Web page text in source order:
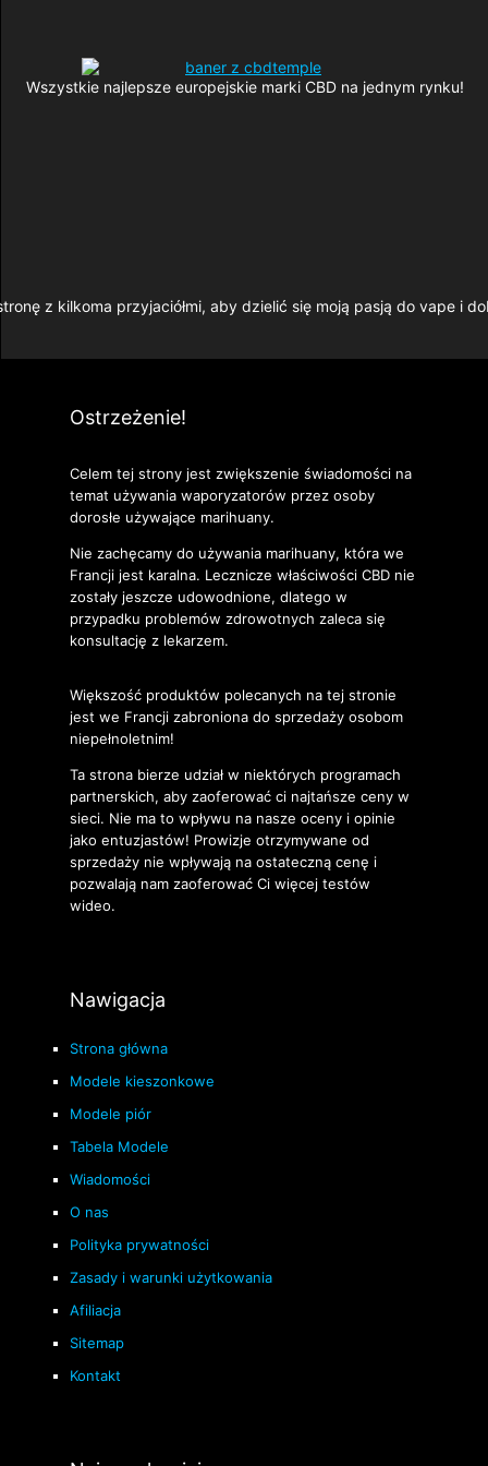
Wszystkie najlepsze europejskie marki CBD na jednym rynku!
z kilkoma przyjaciółmi, aby dzielić się moją pasją do vape i
Ostrzeżenie!
Celem tej strony jest zwiększenie świadomości na
temat używania waporyzatorów przez osoby
dorosłe używające marihuany.
Nie zachęcamy do używania marihuany, która we
Francji jest karalna. Lecznicze właściwości CBD nie
zostały jeszcze udowodnione, dlatego w
przypadku problemów zdrowotnych zaleca się
konsultację z lekarzem.
Większość produktów polecanych na tej stronie
jest we Francji zabroniona do sprzedaży osobom
niepełnoletnim!
Ta strona bierze udział w niektórych programach
partnerskich, aby zaoferować ci najtańsze ceny w
sieci. Nie ma to wpływu na nasze oceny i opinie
jako entuzjastów! Prowizje otrzymywane od
sprzedaży nie wpływają na ostateczną cenę i
pozwalają nam zaoferować Ci więcej testów
wideo.
Nawigacja
Strona główna
Modele kieszonkowe
Modele piór
Tabela Modele
Wiadomości
O nas
Polityka prywatności
Zasady i warunki użytkowania
Afiliacja
Sitemap
Kontakt